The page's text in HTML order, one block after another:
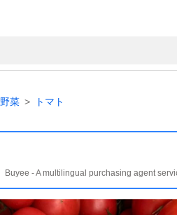
野菜 トマト
Buyee - A multilingual purchasing agent